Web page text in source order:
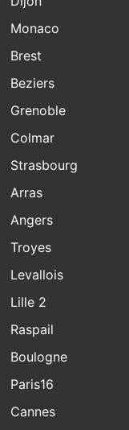
Monaco
Brest
Beziers
Grenoble
Colmar
Strasbourg
Arras
Angers
Troyes
Levallois
Lille 2
Raspail
Boulogne
Paris16
Cannes